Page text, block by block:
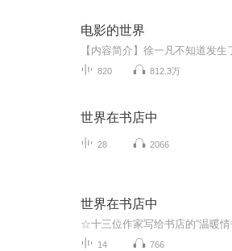
电影的世界
820 812.3万
世界在书店中
28 2066
世界在书店中
14 766